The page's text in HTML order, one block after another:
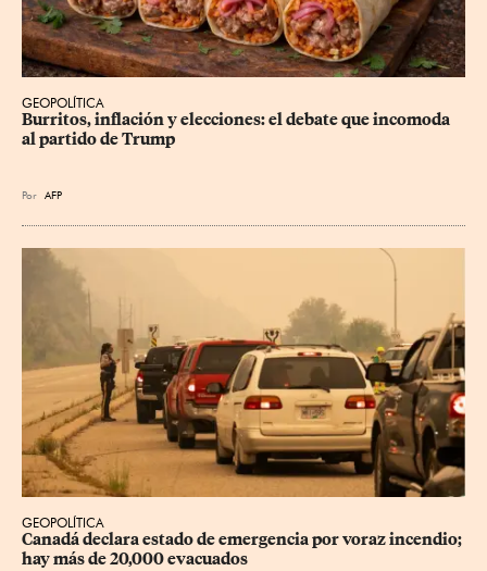
GEOPOLÍTICA
Burritos, inflación y elecciones: el debate que incomoda
al partido de Trump
Por AFP
GEOPOLÍTICA
Canadá declara estado de emergencia por voraz incendio;
hay más de 20,000 evacuados